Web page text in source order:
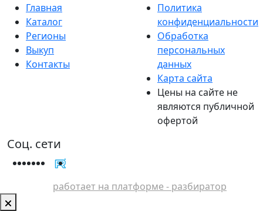
Главная
Каталог
Регионы
Выкуп
Контакты
Политика
конфиденциальности
Обработка
персональных
данных
Карта сайта
Цены на сайте не
являются публичной
офертой
Соц. сети
работает на платформе - разбиратор